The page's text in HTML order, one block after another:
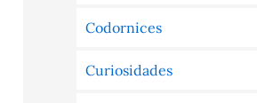
Codornices
Curiosidades